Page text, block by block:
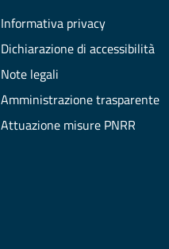
Informativa privacy
Dichiarazione di accessibilità
Note legali
Amministrazione trasparente
Attuazione misure PNRR